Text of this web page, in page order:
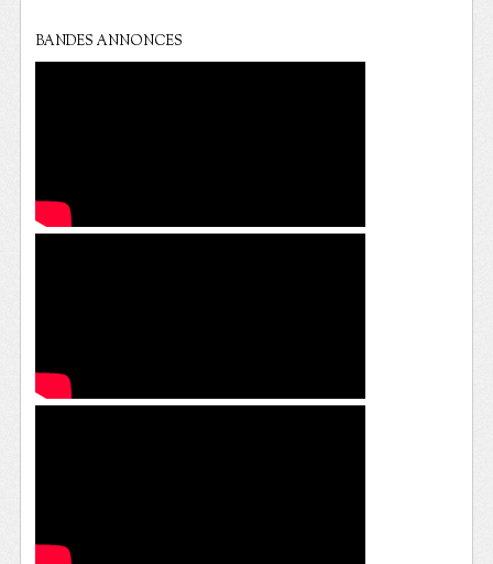
BANDES ANNONCES